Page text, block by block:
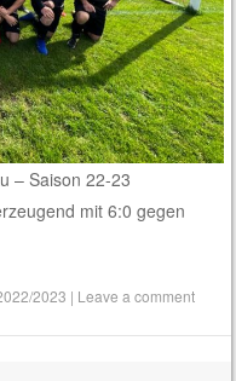
– Saison 22-23
mit 6:0 gegen
2023 | Leave a comment